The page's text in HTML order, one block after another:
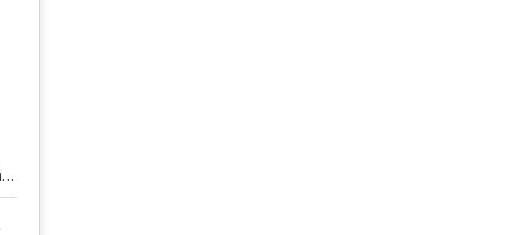
Template para personalização